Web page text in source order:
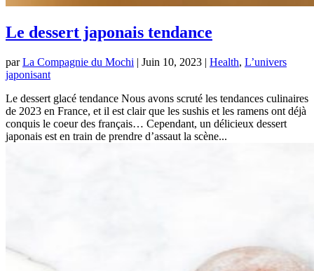
Le dessert japonais tendance
parLa Compagnie du Mochi | Juin 10, 2023 | Health, L’univers
japonisant
Le dessert glacé tendance Nous avons scruté les tendances culinaires
de 2023 en France, et il est clair que les sushis et les ramens ont déjà
conquis le coeur des français… Cependant, un délicieux dessert
japonais est en train de prendre d’assaut la scène...